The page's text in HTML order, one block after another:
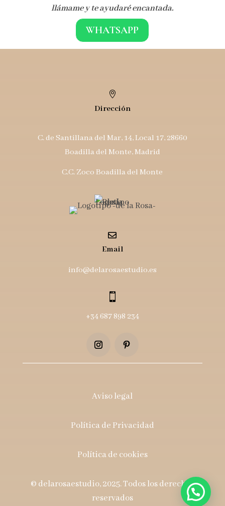
llámame y te ayudaré encantada.
WHATSAPP

Dirección
C. de Santillana del Mar, 14, Local 17, 28660
Boadilla del Monte, Madrid
C.C. Zoco Boadilla del Monte

Email
info@delarosaestudio.es

+34 687 898 234
Aviso legal
Política de Privacidad
Política de cookies
© delarosaestudio, 2025. Todos los derechos
reservados